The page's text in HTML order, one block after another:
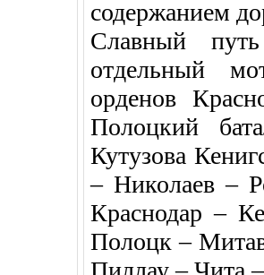
содержанием
Славный
отдельный
орденов
Полоцкий
Кутузова
– Николаев –
Краснодар –
Полоцк –